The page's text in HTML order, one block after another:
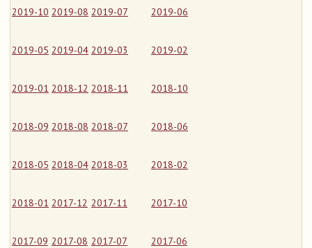
2019-10 2019-08 2019-07 2019-06
2019-05 2019-04 2019-03 2019-02
2019-01 2018-12 2018-11 2018-10
2018-09 2018-08 2018-07 2018-06
2018-05 2018-04 2018-03 2018-02
2018-01 2017-12 2017-11 2017-10
2017-09 2017-08 2017-07 2017-06